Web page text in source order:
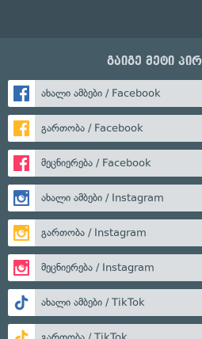
გაიგე მეტი
ახალი ამბები / Facebook
გართობა / Facebook
მეცნიერება / Facebook
ახალი ამბები / Instagram
გართობა / Instagram
მეცნიერება / Instagram
ახალი ამბები / TikTok